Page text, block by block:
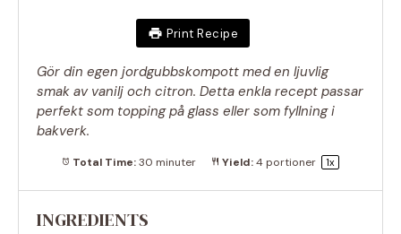
Print Recipe
Gör din egen jordgubbskompott med en ljuvlig
smak av vanilj och citron. Detta enkla recept passar
perfekt som topping på glass eller som fyllning i
bakverk.
Total Time: 30 minuter Yield: 4 portioner 1x
INGREDIENTS